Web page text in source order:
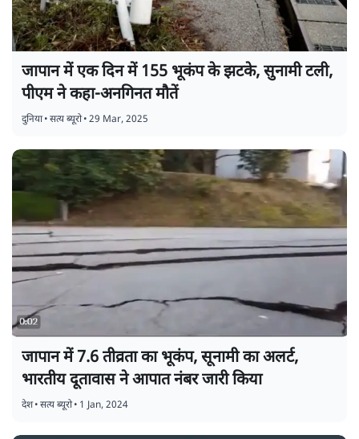
जापान में एक दिन में 155 भूकंप के झटके, सुनामी टली,
पीएम ने कहा-अनगिनत मौतें
दुनिया•सत्य ब्यूरो•29 Mar, 2025
जापान में 7.6 तीव्रता का भूकंप, सूनामी का अलर्ट,
भारतीय दूतावास ने आपात नंबर जारी किया
देश•सत्य ब्यूरो• 1 Jan, 2024